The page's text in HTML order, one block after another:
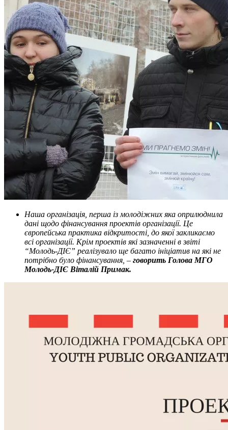
Наша організація, перша із молодіжних яка оприлюднила
дані щодо фінансування проектів організації. Це
європейська практика відкритості, до якої закликаємо
всі організації. Крім проектів які зазначенні в звіті
“Молодь-ДІЄ” реалізувало ще багато ініціатив на які не
потрібно було фінансування, – говорить Голова МГО
Молодь-ДІЄ Віталій Примак.